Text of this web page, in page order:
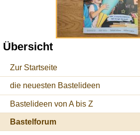
Übersicht
Zur Startseite
die neuesten Bastelideen
Bastelideen von A bis Z
Bastelforum